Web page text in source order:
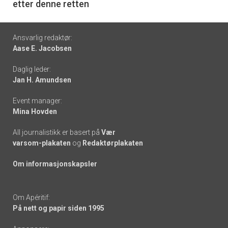
etter denne retten
Footer
-
links
Ansvarlig redaktør:
Aase E. Jacobsen
Daglig leder:
Jan H. Amundsen
Event manager:
Mina Hovden
All journalistikk er basert på Vær
varsom-plakaten og Redaktørplakaten
Om informasjonskapsler
Om Apéritif:
På nett og papir siden 1995